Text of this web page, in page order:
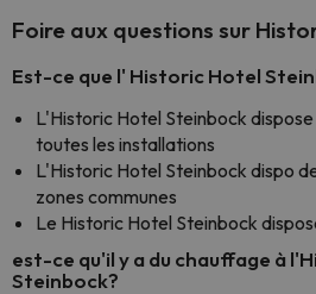
Foire aux questions sur
Est-ce que l' Historic Hotel
L'Historic Hotel Steinbock
toutes les installations
L'Historic Hotel Steinbock dispo
zones communes
Le Historic Hotel Steinbock
est-ce qu'il y a du chauffage à
Steinbock?